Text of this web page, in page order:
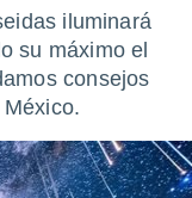
iluminará
su máximo el
consejos